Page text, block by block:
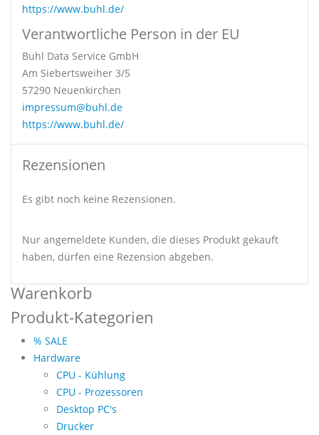
https://www.buhl.de/
Verantwortliche Person in der EU
Buhl Data Service GmbH
Am Siebertsweiher 3/5
57290 Neuenkirchen
impressum@buhl.de
https://www.buhl.de/
Rezensionen
Es gibt noch keine Rezensionen.
Nur angemeldete Kunden, die dieses Produkt gekauft
haben, dürfen eine Rezension abgeben.
Warenkorb
Produkt-Kategorien
% SALE
Hardware
CPU - Kühlung
CPU - Prozessoren
Desktop PC's
Drucker